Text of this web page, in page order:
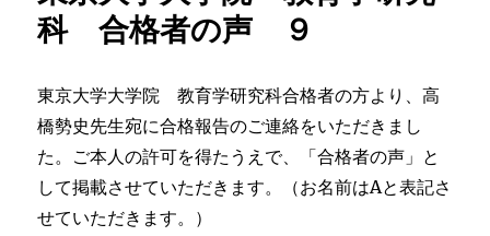
科 合格者の声 ９
東京大学大学院 教育学研究科合格者の方より、高
橋勢史先生宛に合格報告のご連絡をいただきまし
た。ご本人の許可を得たうえで、「合格者の声」と
して掲載させていただきます。（お名前はAと表記さ
せていただきます。）